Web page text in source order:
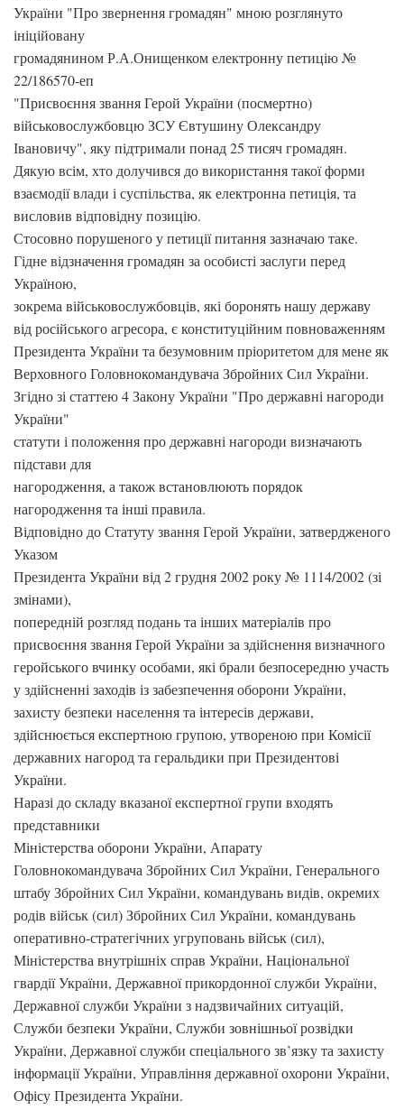
України "Про звернення громадян" мною розглянуто
ініційовану
громадянином Р.А.Онищенком електронну петицію №
22/186570-еп
"Присвоєння звання Герой України (посмертно)
військовослужбовцю ЗСУ Євтушину Олександру
Івановичу", яку підтримали понад 25 тисяч громадян.
Дякую всім, хто долучився до використання такої форми
взаємодії влади і суспільства, як електронна петиція, та
висловив відповідну позицію.
Стосовно порушеного у петиції питання зазначаю таке.
Гідне відзначення громадян за особисті заслуги перед
Україною,
зокрема військовослужбовців, які боронять нашу державу
від російського агресора, є конституційним повноваженням
Президента України та безумовним пріоритетом для мене як
Верховного Головнокомандувача Збройних Сил України.
Згідно зі статтею 4 Закону України "Про державні нагороди
України"
статути і положення про державні нагороди визначають
підстави для
нагородження, а також встановлюють порядок
нагородження та інші правила.
Відповідно до Статуту звання Герой України, затвердженого
Указом
Президента України від 2 грудня 2002 року № 1114/2002 (зі
змінами),
попередній розгляд подань та інших матеріалів про
присвоєння звання Герой України за здійснення визначного
геройського вчинку особами, які брали безпосередню участь
у здійсненні заходів із забезпечення оборони України,
захисту безпеки населення та інтересів держави,
здійснюється експертною групою, утвореною при Комісії
державних нагород та геральдики при Президентові
України.
Наразі до складу вказаної експертної групи входять
представники
Міністерства оборони України, Апарату
Головнокомандувача Збройних Сил України, Генерального
штабу Збройних Сил України, командувань видів, окремих
родів військ (сил) Збройних Сил України, командувань
оперативно-стратегічних угруповань військ (сил),
Міністерства внутрішніх справ України, Національної
гвардії України, Державної прикордонної служби України,
Державної служби України з надзвичайних ситуацій,
Служби безпеки України, Служби зовнішньої розвідки
України, Державної служби спеціального зв’язку та захисту
інформації України, Управління державної охорони України,
Офісу Президента України.